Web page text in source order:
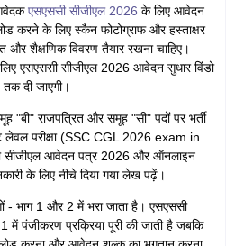
एसएससी सीजीएल 2026 के लिए आवेदन
करने के लिए स्कैन फोटोग्राफ और हस्ताक्षर
शैक्षणिक विवरण तैयार रखना चाहिए।
एसएससी सीजीएल 2026 आवेदन सुधार विंडो
दी जाएगी।
"बी" राजपत्रित और समूह "सी" पदों पर भर्ती
लेवल परीक्षा (SSC CGL 2026 exam in
सीजीएल आवेदन पत्र 2026 और ऑनलाइन
के लिए नीचे दिया गया लेख पढ़ें।
- भाग 1 और 2 में भरा जाता है। एसएससी
पंजीकरण प्रक्रिया पूरी की जाती है जबकि